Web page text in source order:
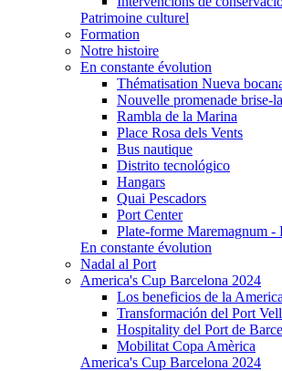
Patrimoine culturel
Formation
Notre histoire
En constante évolution
Thématisation Nueva
Nouvelle promenade brise-
Rambla de la Marina
Place Rosa dels Vents
Bus nautique
Distrito tecnológico
Hangars
Quai Pescadors
Port Center
Plate-forme Maremagnum -
En constante évolution
Nadal al Port
America's Cup Barcelona 2024
Los beneficios de la
Transformación del Port Vell
Hospitality del Port de
Mobilitat Copa Amèrica
America's Cup Barcelona 2024